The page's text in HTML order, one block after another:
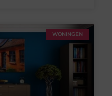
WONINGEN